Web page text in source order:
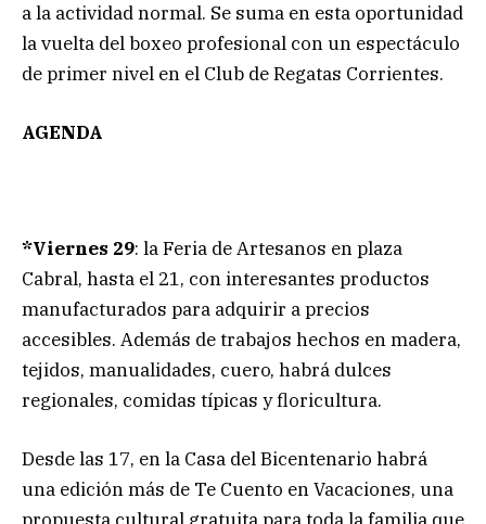
a la actividad normal. Se suma en esta oportunidad
la vuelta del boxeo profesional con un espectáculo
de primer nivel en el Club de Regatas Corrientes.
AGENDA
*Viernes 29: la Feria de Artesanos en plaza
Cabral, hasta el 21, con interesantes productos
manufacturados para adquirir a precios
accesibles. Además de trabajos hechos en madera,
tejidos, manualidades, cuero, habrá dulces
regionales, comidas típicas y floricultura.
Desde las 17, en la Casa del Bicentenario habrá
una edición más de Te Cuento en Vacaciones, una